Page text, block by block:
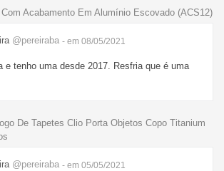
Acabamento Em Alumínio Escovado (ACS12)
@pereiraba - em 08/05/2021
e tenho uma desde 2017. Resfria que é uma
De Tapetes Clio Porta Objetos Copo Titanium
@pereiraba - em 05/05/2021